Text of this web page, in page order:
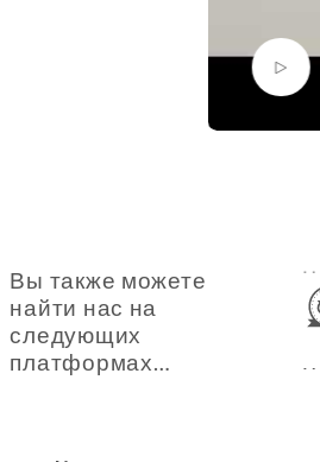
Вы также можете
найти нас на
следующих
платформах…